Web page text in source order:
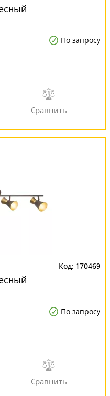
По запросу
170469
По запросу